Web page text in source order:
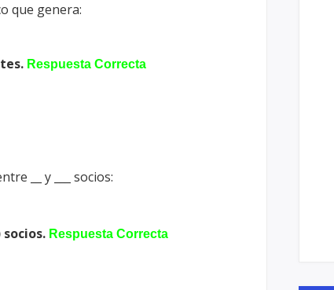
que genera:
Respuesta Correcta
__ y ___ socios:
Respuesta Correcta